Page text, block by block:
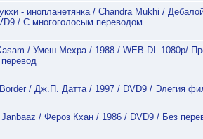
- инопланетянка / Chandra Mukhi /
/ С многоголосым переводом
/ Умеш Мехра / 1988 / WEB-DL 1080p/
Border / Дж.П. Датта / 1997 / DVD9 / Элегия
/ Фероз Кхан / 1986 / DVD9 / Без